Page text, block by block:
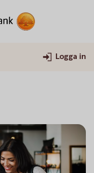
Logga in